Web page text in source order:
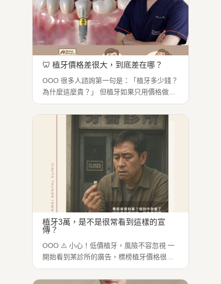
🦷 植牙價格差很大，到底差在哪？
OOO 很多人諮詢第一句是：「植牙多少錢？
為什麼這麼貴？」 但植牙如果只用價格做決
策，常見會遇到這些長期代價：咬合受力不
穩 → 容易不適、反覆調整清潔死角增加 →
植體周圍發炎風險上升規劃不足 → 後續補
骨、重做機率提高...
植牙3萬，是不是很常看到這樣的宣
傳？
OOO ⚠️ 小心！低價植牙，風險不容忽視 一
開始看到某診所的廣告，標榜植牙價格很
低，覺得應該沒什麼問題，就決定嘗試。 做
完不久，牙齒開始有點鬆動，牙齦也紅腫發